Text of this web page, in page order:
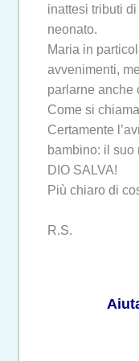
inattesi tributi
neonato.
Maria in
avvenimenti,
parlarne anche
Come si
Certamente
bambino: il suo
DIO SALVA!
Più chiaro di
R.S.